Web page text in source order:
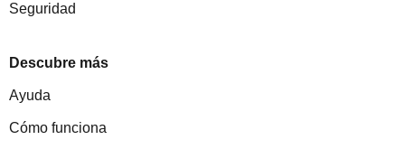
Seguridad
Descubre más
Ayuda
Cómo funciona